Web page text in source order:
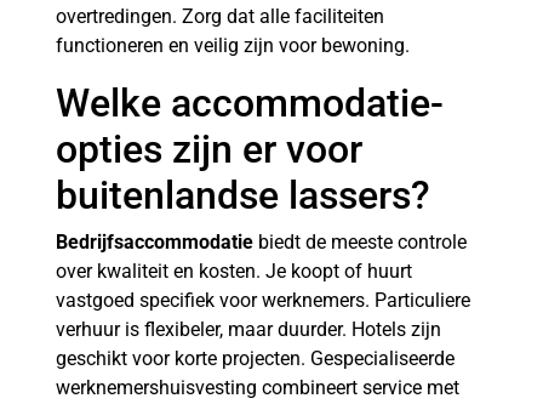
overtredingen. Zorg dat alle faciliteiten
functioneren en veilig zijn voor bewoning.
Welke accommodatie-
opties zijn er voor
buitenlandse lassers?
Bedrijfsaccommodatie biedt de meeste controle
over kwaliteit en kosten. Je koopt of huurt
vastgoed specifiek voor werknemers. Particuliere
verhuur is flexibeler, maar duurder. Hotels zijn
geschikt voor korte projecten. Gespecialiseerde
werknemershuisvesting combineert service met